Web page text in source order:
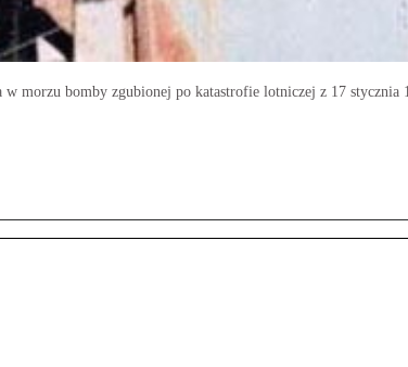
w morzu bomby zgubionej po katastrofie lotniczej z 17